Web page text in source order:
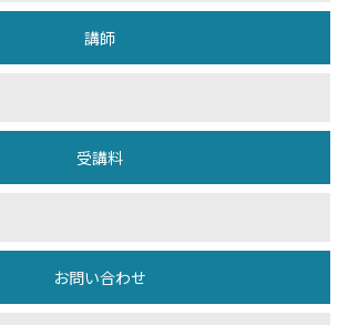
講師
受講料
お問い合わせ